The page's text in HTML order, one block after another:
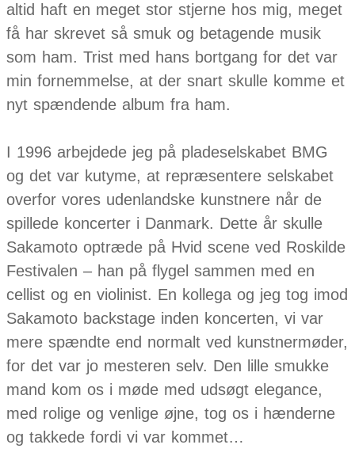
altid haft en meget stor stjerne hos mig, meget
få har skrevet så smuk og betagende musik
som ham. Trist med hans bortgang for det var
min fornemmelse, at der snart skulle komme et
nyt spændende album fra ham.
I 1996 arbejdede jeg på pladeselskabet BMG
og det var kutyme, at repræsentere selskabet
overfor vores udenlandske kunstnere når de
spillede koncerter i Danmark. Dette år skulle
Sakamoto optræde på Hvid scene ved Roskilde
Festivalen – han på flygel sammen med en
cellist og en violinist. En kollega og jeg tog imod
Sakamoto backstage inden koncerten, vi var
mere spændte end normalt ved kunstnermøder,
for det var jo mesteren selv. Den lille smukke
mand kom os i møde med udsøgt elegance,
med rolige og venlige øjne, tog os i hænderne
og takkede fordi vi var kommet…